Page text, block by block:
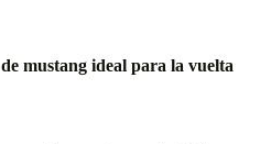
mustang ideal para la vuelta